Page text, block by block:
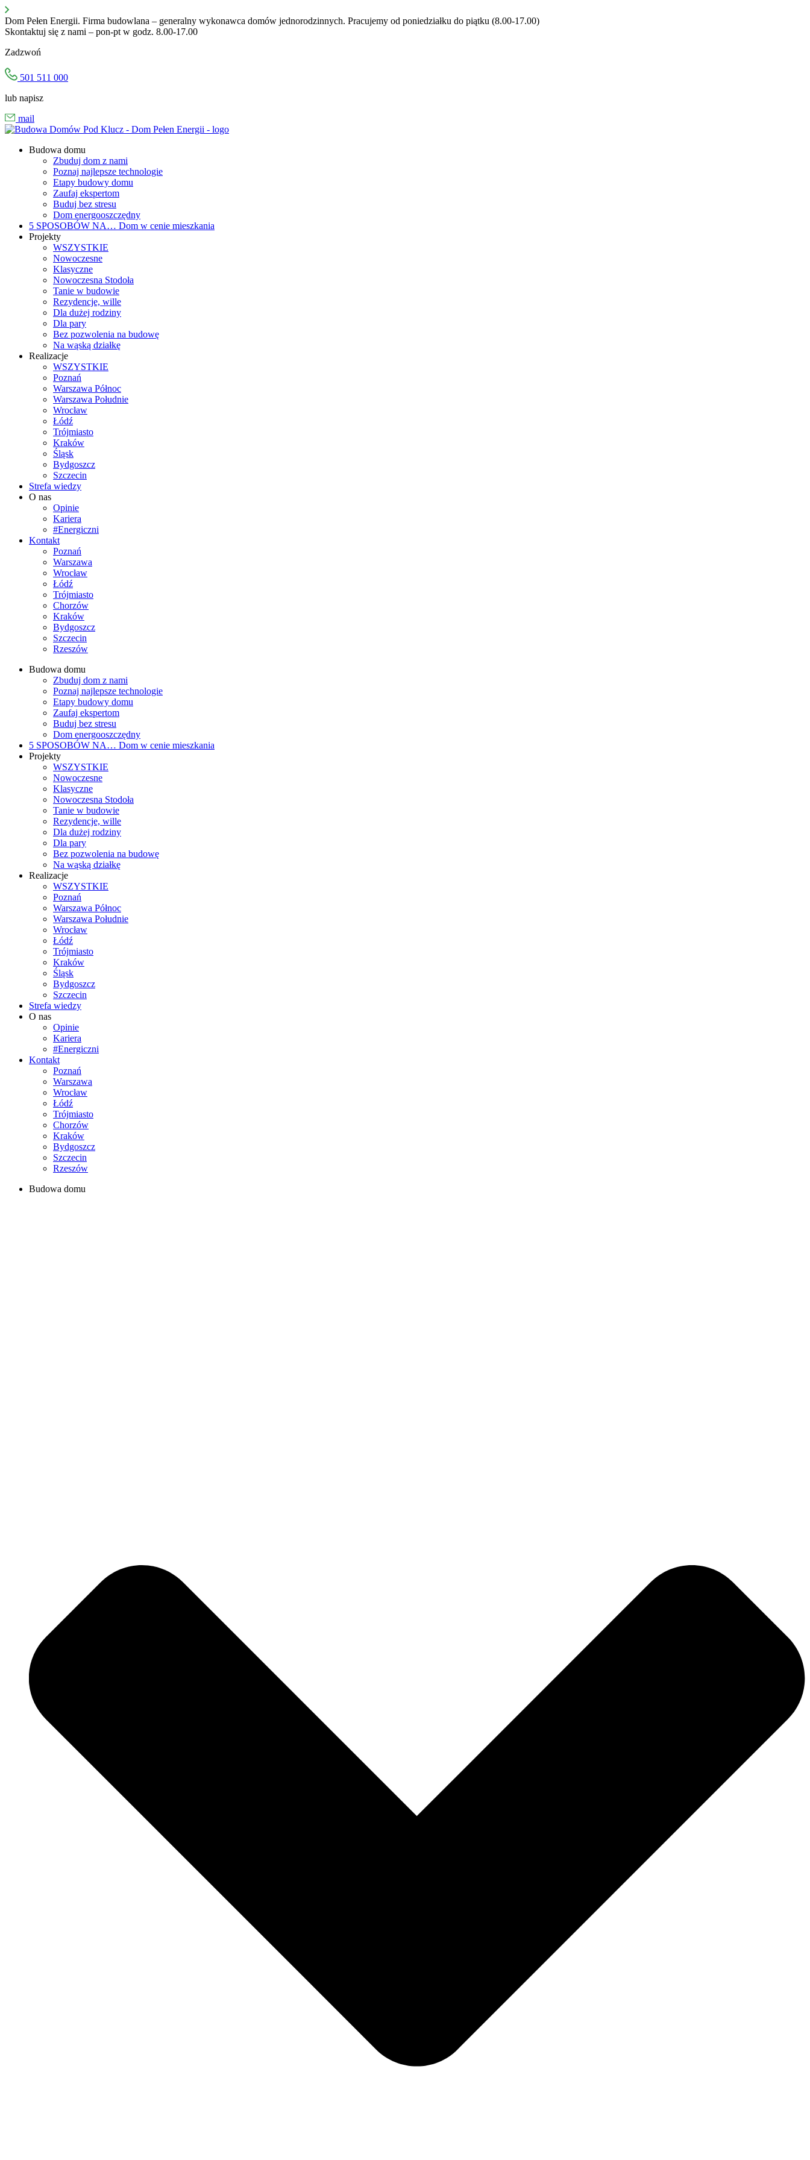
Przejdź
do
treści
Dom Pełen Energii. Firma budowlana – generalny wykonawca domów jednorodzinnych. Pracujemy od poniedziałku do piątku (8.00-17.00)
Skontaktuj się z nami – pon-pt w godz. 8.00-17.00
Zadzwoń
501 511 000
lub napisz
mail
Budowa domu
Zbuduj dom z nami
Poznaj najlepsze technologie
Etapy budowy domu
Zaufaj ekspertom
Buduj bez stresu
Dom energooszczędny
5 SPOSOBÓW NA… Dom w cenie mieszkania
Projekty
WSZYSTKIE
Nowoczesne
Klasyczne
Nowoczesna Stodoła
Tanie w budowie
Rezydencje, wille
Dla dużej rodziny
Dla pary
Bez pozwolenia na budowę
Na wąską działkę
Realizacje
WSZYSTKIE
Poznań
Warszawa Północ
Warszawa Południe
Wrocław
Łódź
Trójmiasto
Kraków
Śląsk
Bydgoszcz
Szczecin
Strefa wiedzy
O nas
Opinie
Kariera
#Energiczni
Kontakt
Poznań
Warszawa
Wrocław
Łódź
Trójmiasto
Chorzów
Kraków
Bydgoszcz
Szczecin
Rzeszów
Budowa domu
Zbuduj dom z nami
Poznaj najlepsze technologie
Etapy budowy domu
Zaufaj ekspertom
Buduj bez stresu
Dom energooszczędny
5 SPOSOBÓW NA… Dom w cenie mieszkania
Projekty
WSZYSTKIE
Nowoczesne
Klasyczne
Nowoczesna Stodoła
Tanie w budowie
Rezydencje, wille
Dla dużej rodziny
Dla pary
Bez pozwolenia na budowę
Na wąską działkę
Realizacje
WSZYSTKIE
Poznań
Warszawa Północ
Warszawa Południe
Wrocław
Łódź
Trójmiasto
Kraków
Śląsk
Bydgoszcz
Szczecin
Strefa wiedzy
O nas
Opinie
Kariera
#Energiczni
Kontakt
Poznań
Warszawa
Wrocław
Łódź
Trójmiasto
Chorzów
Kraków
Bydgoszcz
Szczecin
Rzeszów
Budowa domu